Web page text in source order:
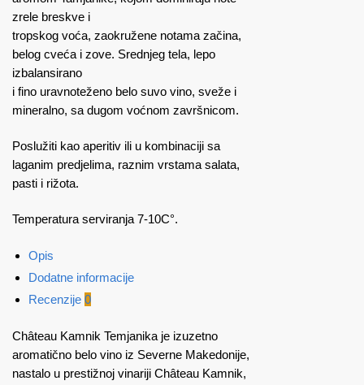
zrele breskve i
tropskog voća, zaokružene notama začina,
belog cveća i zove. Srednjeg tela, lepo
izbalansirano
i fino uravnoteženo belo suvo vino, sveže i
mineralno, sa dugom voćnom završnicom.
Poslužiti kao aperitiv ili u kombinaciji sa
laganim predjelima, raznim vrstama salata,
pasti i rižota.
Temperatura serviranja 7-10C°.
Opis
Dodatne informacije
Recenzije 0
Château Kamnik Temjanika je izuzetno
aromatično belo vino iz Severne Makedonije,
nastalo u prestižnoj vinariji Château Kamnik,